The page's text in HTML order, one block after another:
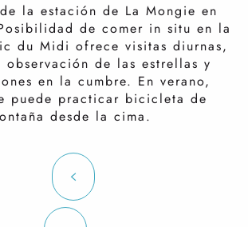
la estación de La Mongie en
de comer in situ en la
du Midi ofrece visitas diurnas,
observación de las estrellas y
en la cumbre. En verano,
puede practicar bicicleta de
desde la cima.